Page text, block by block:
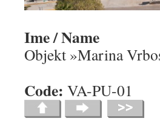
Ime / Name
Objekt »Marina
Code: VA-